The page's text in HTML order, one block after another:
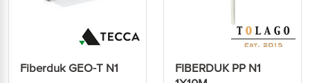
Fiberduk GEO-T N1
FIBERDUK PP N1